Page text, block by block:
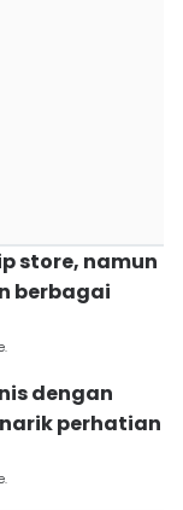
store, namun
berbagai
dengan
perhatian